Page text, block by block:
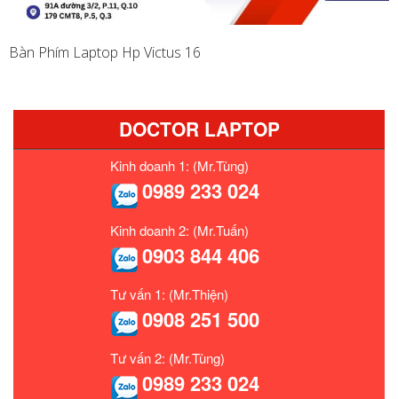
Bàn Phím Laptop Hp Victus 16
DOCTOR LAPTOP
Kinh doanh 1: (Mr.Tùng)
0989 233 024
Kinh doanh 2: (Mr.Tuấn)
0903 844 406
Tư vấn 1: (Mr.Thiện)
0908 251 500
Tư vấn 2: (Mr.Tùng)
0989 233 024